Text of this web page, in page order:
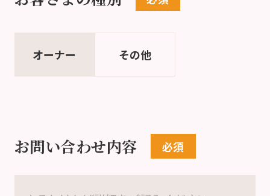
オーナー その他
お問い合わせ内容